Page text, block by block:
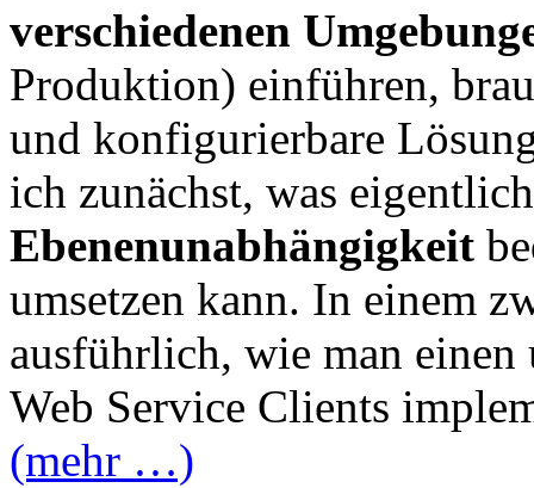
verschiedenen
Produktion) einführen,
und konfigurierbare
ich zunächst, was
Ebenenunabhängigkeit
umsetzen kann. In einem
ausführlich, wie man einen
Web Service Clients
(mehr …)